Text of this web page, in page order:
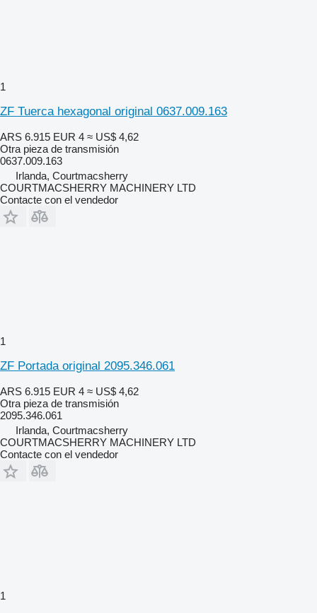
1
ZF Tuerca hexagonal original 0637.009.163
ARS 6.915 EUR 4 ≈ US$ 4,62
Otra pieza de transmisión
0637.009.163
Irlanda, Courtmacsherry
COURTMACSHERRY MACHINERY LTD
Contacte con el vendedor
1
ZF Portada original 2095.346.061
ARS 6.915 EUR 4 ≈ US$ 4,62
Otra pieza de transmisión
2095.346.061
Irlanda, Courtmacsherry
COURTMACSHERRY MACHINERY LTD
Contacte con el vendedor
1